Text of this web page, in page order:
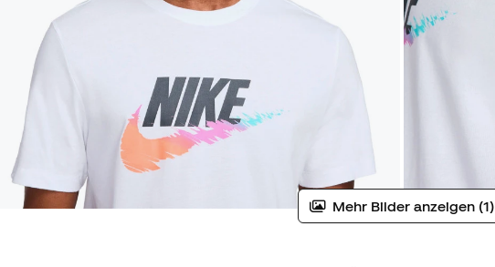
Mehr Bilder anzeigen (1)